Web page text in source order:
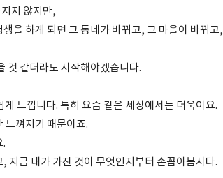
지 않지만,
을 하게 되면 그 동네가 바뀌고, 그 마을이 바뀌고,
것 같더라도 시작해야겠습니다.
느낍니다. 특히 요즘 같은 세상에서는 더욱이요.
느껴지기 때문이죠.
.
지금 내가 가진 것이 무엇인지부터 손꼽아봅시다.